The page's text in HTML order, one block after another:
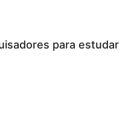
para estudar